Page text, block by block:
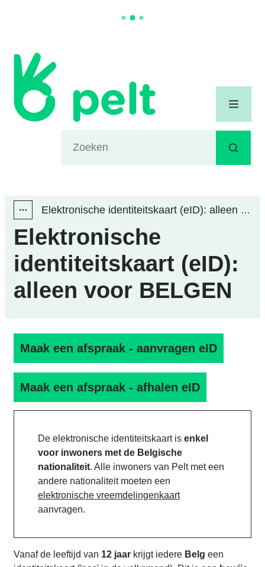
Gemeente Pelt
Zoeken
Menu
Toon alle broodkruimel items
Elektronische identiteitskaart (eID): alleen voor BELGEN
Elektronische
identiteitskaart (eID):
alleen voor BELGEN
Maak een afspraak - aanvragen eID
Maak een afspraak - afhalen eID
De elektronische identiteitskaart is enkel
voor inwoners met de Belgische
nationaliteit. Alle inwoners van Pelt met een
andere nationaliteit moeten een
elektronische vreemdelingenkaart
aanvragen.
Vanaf de leeftijd van 12 jaar krijgt iedere Belg een